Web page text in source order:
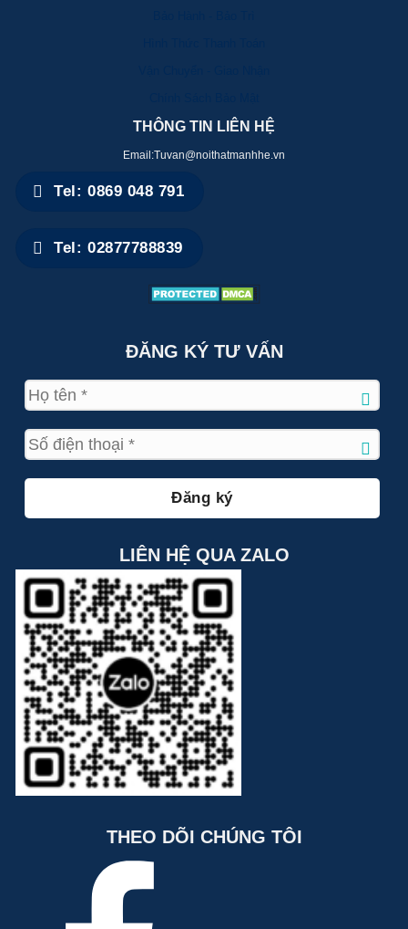
THÔNG TIN LIÊN HỆ
Email:Tuvan@noithatmanhhe.vn
Tel: 0869 048 791
Tel: 02877788839
ĐĂNG KÝ TƯ VẤN
LIÊN HỆ QUA ZALO
THEO DÕI CHÚNG TÔI